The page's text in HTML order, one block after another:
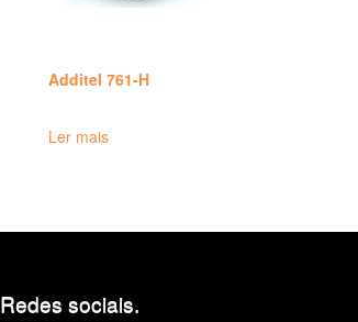
Additel 761-H
Ler mais
Redes sociais.